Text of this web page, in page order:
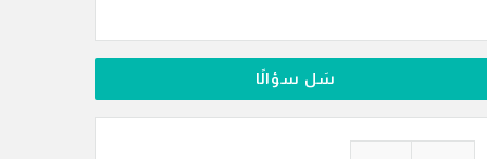
سَل سؤالًا